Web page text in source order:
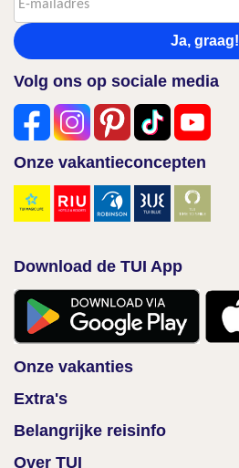
Ja, graag!
Volg ons op sociale media
Onze vakantieconcepten
Download de TUI App
Onze vakanties
Extra's
Belangrijke reisinfo
Over TUI